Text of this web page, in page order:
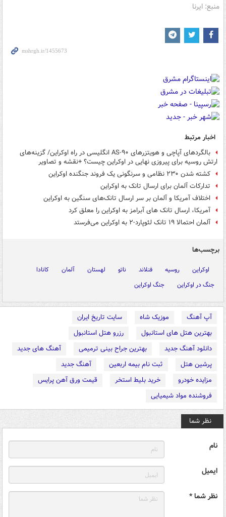
منبع: ایرنا
اخبار مرتبط
بالگردهای آپاچی و هویتزرهای AS-۹۰ انگلیسی در راه اوکراین/ گزینه‌های
ارتش روسیه برای پیروزی نهایی در اوکراین چیست؟ +نقشه و تصاویر
کشته شدن ۲۳۰ نظامی و سرنگونی یک فروند جنگنده اوکراین
تدارکات آلمان برای ارسال تانک به اوکراین
اختلاف آمریکا و آلمان بر سر ارسال تانک‌های سنگین به اوکراین
آمریکا، ارسال تانک های آبرامز به اوکراین را معلق کرد
آلمان احتمالا ۱۹ تانک لئوپارد-۲ به اوکراین می‌فرستد
برچسب‌ها
اوکراین روسیه فنلاند ناتو لهستان آلمان
کانادا
جنگ در اوکراین
جنگ اوکراین
آپ آهنگ موزیک شاه
سایت تاریخ ایران
بهترین هتل های استانبول
رزرو هتل استانبول
دانلود آهنگ جدید
بهترین جراح بینی ترمیمی
آهنگ های جدید
پرشین هتل
ثبت نام بیمه اربعین
آهنگ جدید
مزایده خودرو
خرید بلیط استخر
قیمت ورق آهن پرایس
فروشنده مواد شیمیایی
نظر شما
نام
ایمیل
نظر شما *